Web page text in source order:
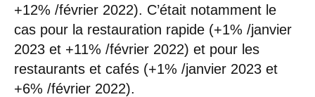
+12% /février 2022). C’était notamment le
cas pour la restauration rapide (+1% /janvier
2023 et +11% /février 2022) et pour les
restaurants et cafés (+1% /janvier 2023 et
+6% /février 2022).